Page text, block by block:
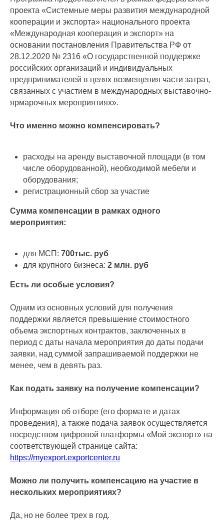
проекта «Системные меры развития международной
кооперации и экспорта» национального проекта
«Международная кооперация и экспорт» на
основании постановления Правительства РФ от
28.12.2020 № 2316 «О государственной поддержке
российских организаций и индивидуальных
предпринимателей в целях возмещения части затрат,
связанных с участием в международных выставочно-
ярмарочных мероприятиях».
Что именно можно компенсировать?
расходы на аренду выставочной площади (в том
числе оборудованной), необходимой мебели и
оборудования;
регистрационный сбор за участие
Сумма компенсации в рамках одного
мероприятия:
для МСП: 700тыс. руб
для крупного бизнеса: 2 млн. руб
Есть ли особые условия?
Одним из основных условий для получения
поддержки является превышение стоимостного
объема экспортных контрактов, заключенных в
период с даты начала мероприятия до даты подачи
заявки, над суммой запрашиваемой поддержки не
менее, чем в девять раз.
Как подать заявку на получение компенсации?
Информация об отборе (его формате и датах
проведения), а также подача заявок осуществляется
посредством цифровой платформы «Мой экспорт» на
соответствующей странице сайта:
https://myexport.exportcenter.ru
Можно ли получить компенсацию на участие в
нескольких мероприятиях?
Да, но не более трех в год.